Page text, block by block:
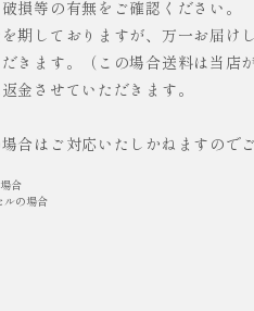
損等の有無をご確認ください。
期しておりますが、万一お届
きます。（この場合送料は当店
金させていただきます。
合はご対応いたしかねますので
合
ルの場合